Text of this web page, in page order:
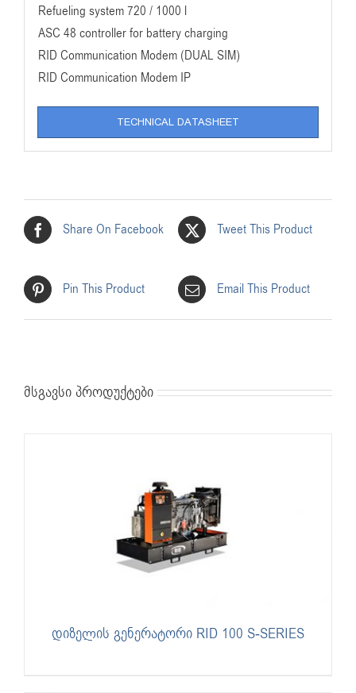
Refueling system 720 / 1000 l
ASC 48 controller for battery charging
RID Communication Modem (DUAL SIM)
RID Communication Modem IP
TECHNICAL DATASHEET
Share On Facebook Tweet This Product
Pin This Product Email This Product
მსგავსი პროდუქტები
დიზელის გენერატორი RID 100 S-SERIES